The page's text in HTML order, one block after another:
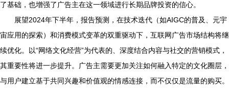
了基础，也增强了广告主在这一领域进行长期品牌投资的信心。
展望2024年下半年，报告预测，在技术迭代（如AIGC的普及、元宇
宙应用的探索）和消费模式变革的双重驱动下，互联网广告市场结构将继
续优化。以“网络文化经营”为代表的、深度结合内容与社交的营销模式，
其重要性将进一步提升。广告主需要更加关注如何融入特定的文化圈层，
与用户建立基于共同兴趣和价值观的情感连接，而不仅仅是流量的购买。